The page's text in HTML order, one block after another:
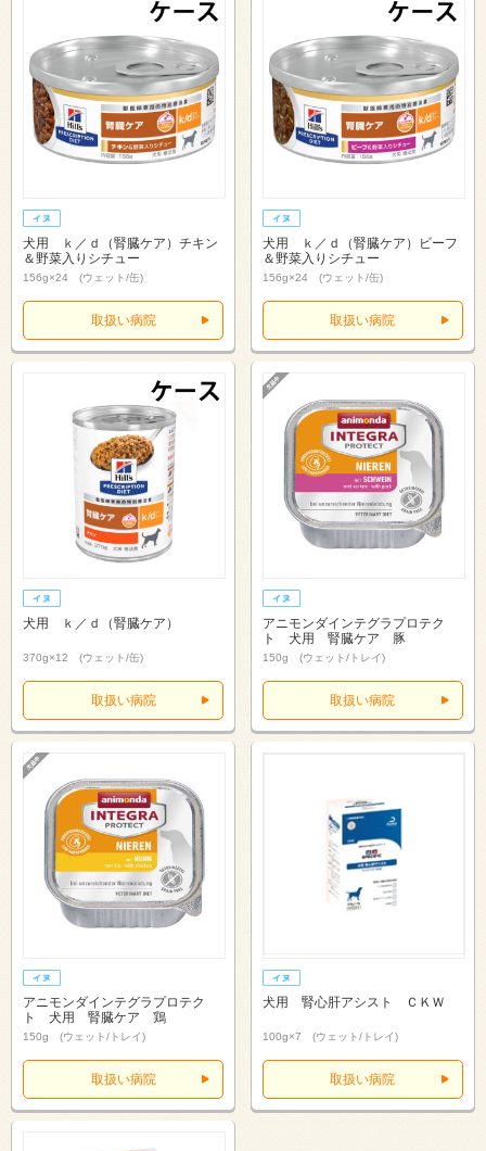
犬用 ｋ／ｄ（腎臓ケア）チキン
＆野菜入りシチュー
156g×24 (ウェット/缶)
取扱い病院
犬用 ｋ／ｄ（腎臓ケア）ビーフ
＆野菜入りシチュー
156g×24 (ウェット/缶)
取扱い病院
犬用 ｋ／ｄ（腎臓ケア）
370g×12 (ウェット/缶)
取扱い病院
アニモンダインテグラプロテク
ト 犬用 腎臓ケア 豚
150g (ウェット/トレイ)
取扱い病院
アニモンダインテグラプロテク
ト 犬用 腎臓ケア 鶏
150g (ウェット/トレイ)
取扱い病院
犬用 腎心肝アシスト ＣＫＷ
100g×7 (ウェット/トレイ)
取扱い病院